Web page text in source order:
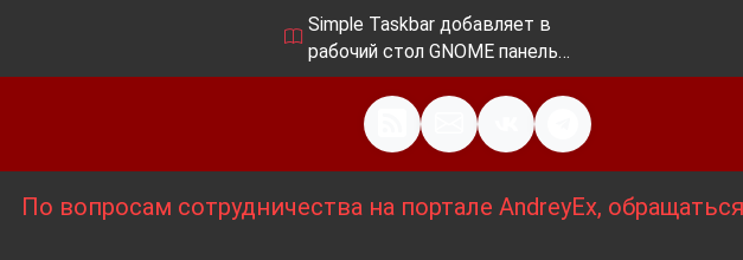
Simple Taskbar добавляет в
рабочий стол GNOME панель…
По вопросам сотрудничества на портале AndreyEx,